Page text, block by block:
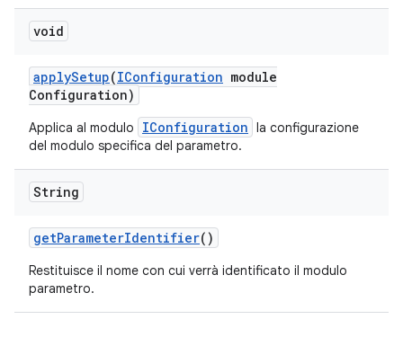
void
applySetup(IConfiguration module
Configuration)
Applica al modulo IConfiguration la configurazione
del modulo specifica del parametro.
String
getParameterIdentifier()
Restituisce il nome con cui verrà identificato il modulo
parametro.